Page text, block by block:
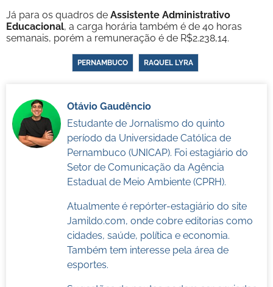
Já para os quadros de Assistente Administrativo
Educacional, a carga horária também é de 40 horas
semanais, porém a remuneração é de R$2.238,14.
PERNAMBUCO RAQUEL LYRA
Otávio Gaudêncio
Estudante de Jornalismo do quinto
período da Universidade Católica de
Pernambuco (UNICAP). Foi estagiário do
Setor de Comunicação da Agência
Estadual de Meio Ambiente (CPRH).
Atualmente é repórter-estagiário do site
Jamildo.com, onde cobre editorias como
cidades, saúde, política e economia.
Também tem interesse pela área de
esportes.